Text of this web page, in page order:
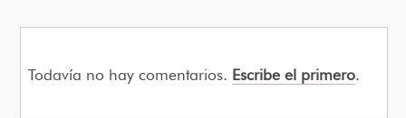
Todavía no hay comentarios. Escribe el primero.